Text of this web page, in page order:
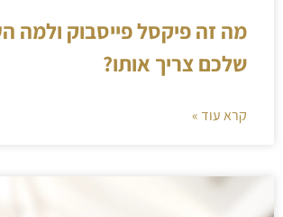
מה זה פיקסל פייסבוק ולמה
שלכם צריך אותו?
קרא עוד »